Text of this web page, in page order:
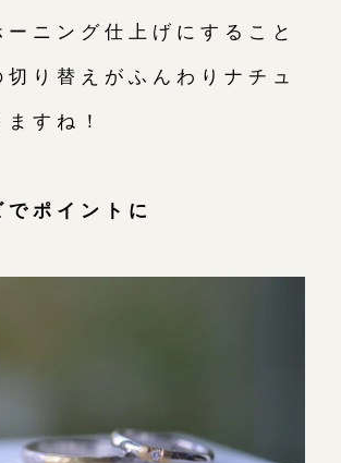
ニング仕上げにすること
り替えがふんわりナチュ
すね！
ポイントに